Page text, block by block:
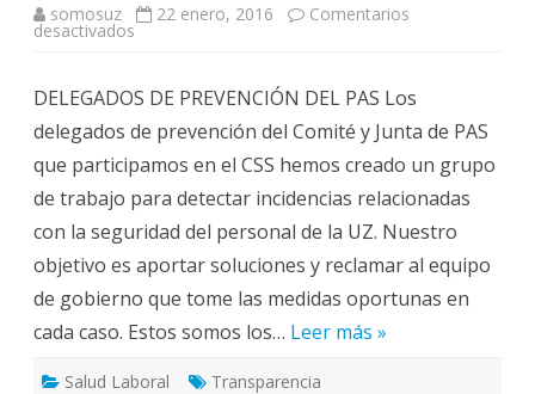
somosuz 22 enero, 2016 Comentarios
desactivadosen
con
los
delegados
de
prevención
del
PAS
DELEGADOS DE PREVENCIÓN DEL PAS Los
delegados de prevención del Comité y Junta de PAS
que participamos en el CSS hemos creado un grupo
de trabajo para detectar incidencias relacionadas
con la seguridad del personal de la UZ. Nuestro
objetivo es aportar soluciones y reclamar al equipo
de gobierno que tome las medidas oportunas en
cada caso. Estos somos los… Leer más »
Salud Laboral Transparencia